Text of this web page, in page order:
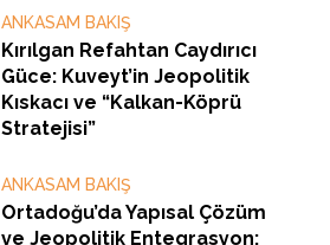
ANKASAM BAKIŞ
Kırılgan Refahtan Caydırıcı
Güce: Kuveyt’in Jeopolitik
Kıskacı ve “Kalkan-Köprü
Stratejisi”
ANKASAM BAKIŞ
Ortadoğu’da Yapısal Çözüm
ve Jeopolitik Entegrasyon: